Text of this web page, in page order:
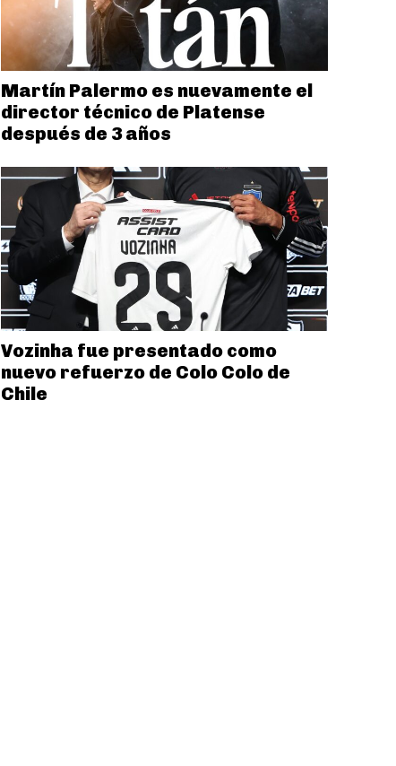
Martín Palermo es nuevamente el
director técnico de Platense
después de 3 años
Vozinha fue presentado como
nuevo refuerzo de Colo Colo de
Chile